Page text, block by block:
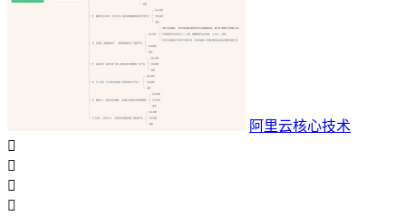
阿里云核心技术



